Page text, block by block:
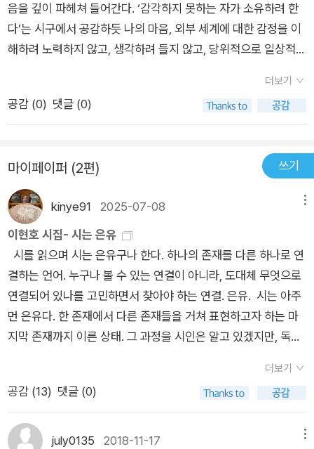
음을 깊이 파헤쳐 들어간다. ‘감각하지 못하는 자가 소유하려 한
다’는 시구에서 공감하듯 나의 마음, 외부 세계에 대한 감정을 이
해하려 노력하지 않고, 생각하려 들지 않고, 당위적으로 일상적으
정말 여러 편의 시를 필사하며 읽었는데, 2018년 10월에 1쇄를
찍고 2019년 1월에 4쇄를 찍은 이유를 알 수 있었다. 소장 가치
더보기
공감 (0) 댓글 (0)
마이페이퍼 (2편) 쓰기
kinye91 2025-07-08
이현호 시집- 시는 은유
시를 읽으며 시는 은유구나 한다. 하나의 존재를 다른 하나로 연
결하는 언어. 누구나 볼 수 있는 연결이 아니라, 도대체 무엇으로
연결되어 있나를 고민하면서 찾아야 하는 연결. 은유. 시는 아주
먼 은유다. 한 존재에서 다른 존재들을 거쳐 표현하고자 하는 마
지막 존재까지 이른 상태. 그 과정을 시인은 알고 있겠지만, 독자
이 생략된 중간을 잇고, 그것들이 연결되는 지점들을 찾아야 한
다. 그것도 시인의 언어와는 다른 독자의 언어로. 이 시집에는 '직
냐하면 직유는 말 그대로 직접 비유한 것이기 때문이다. 그래서
더보기
공감 (13) 댓글 (0)
july0135 2018-11-17